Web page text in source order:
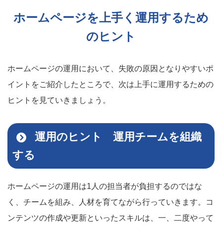
ホームページを上手く運用するため
のヒント
ホームページの運用において、失敗の原因となりやすいポ
イントをご紹介したところで、次は上手に運用するための
ヒントを見ていきましょう。
運用のヒント 運用チームを組織
する
ホームページの運用は1人の担当者が負担するのではな
く、チームを組み、人材を育てながら行っていきます。コ
ンテンツの作成や更新といったスキルは、一、二度やって